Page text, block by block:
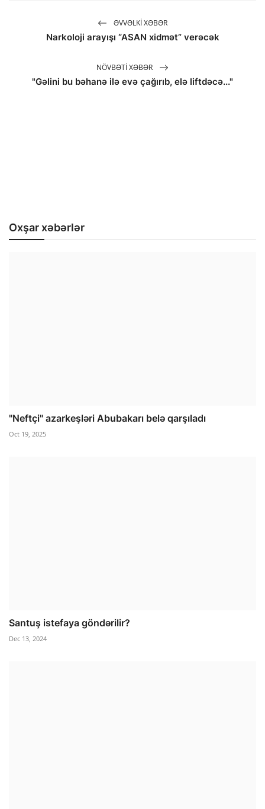
ƏVVƏLKI XƏBƏR
Narkoloji arayışı “ASAN xidmət” verəcək
NÖVBƏTI XƏBƏR
"Gəlini bu bəhanə ilə evə çağırıb, elə liftdəcə..."
Oxşar xəbərlər
"Neftçi" azarkeşləri Abubakarı belə qarşıladı
Oct 19, 2025
Santuş istefaya göndərilir?
Dec 13, 2024